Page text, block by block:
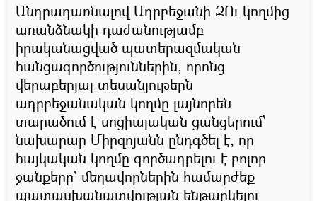
Անդրադառնալով Ադրբեջանի ԶՈւ կողմից
առանձնակի դաժանությամբ
իրականացված պատերազմական
հանցագործություններին, որոնց
վերաբերյալ տեսանյութերն
ադրբեջանական կողմը լայնորեն
տարածում է սոցիալական ցանցերում`
նախարար Միրզոյանն ընդգծել է, որ
հայկական կողմը գործադրելու է բոլոր
ջանքերը` մեղավորներին համարժեք
պատասխանատվության ենթարկելու